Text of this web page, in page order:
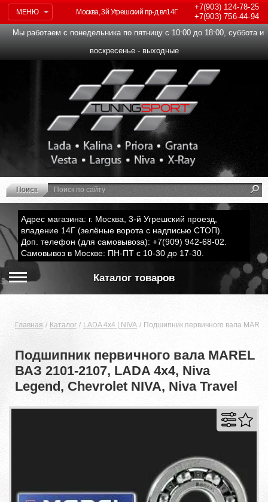
МЕНЮ
+7(903)124-78-25
+7(903)756-44-94
Москва, 3й Угрешский пр-д вл14Г
Мы работаем с понедельника по пятницу с 10:00 до 18:00, суббота и
воскресенье - выходные
Адрес магазина: г. Москва, 3-й Угрешский проезд,
владение 14Г (зелёные ворота с надписью СТОП).
Доп. телефон (для самовывоза): +7(909) 942-68-02.
Самовывоз в Москве: ПН-ПТ с 10-30 до 17-30.
Каталог товаров
Главная Каталог LADA 4x4 | NIVA Подшипник первичного вала
Подшипник первичного вала MAREL
ВАЗ 2101-2107, LADA 4x4, Niva
Legend, Chevrolet NIVA, Niva Travel